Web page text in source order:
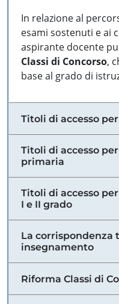
In relazione al
esami sostenuti e ai
aspirante docente
Classi di Concorso,
base al grado di
Titoli di accesso
Titoli di accesso
primaria
Titoli di accesso
I e II grado
La corrispondenza
insegnamento
Riforma Classi di